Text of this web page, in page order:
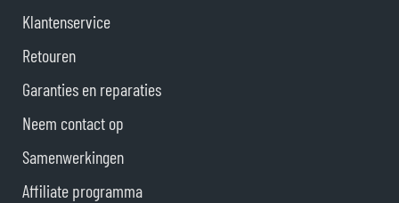
Klantenservice
Retouren
Garanties en reparaties
Neem contact op
Samenwerkingen
Affiliate programma